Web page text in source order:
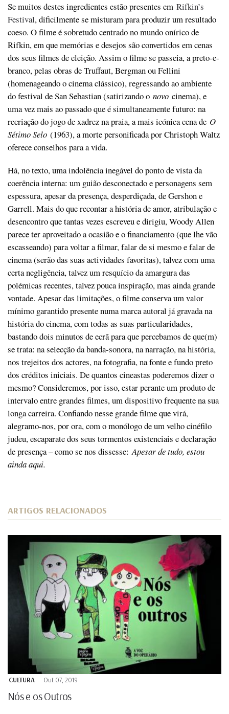
Se muitos destes ingredientes estão presentes em Rifkin’s
Festival, dificilmente se misturam para produzir um resultado
coeso. O filme é sobretudo centrado no mundo onírico de
Rifkin, em que memórias e desejos são convertidos em cenas
dos seus filmes de eleição. Assim o filme se passeia, a preto-e-
branco, pelas obras de Truffaut, Bergman ou Fellini
(homenageando o cinema clássico), regressando ao ambiente
do festival de San Sebastian (satirizando o novo cinema), e
uma vez mais ao passado que é simultaneamente futuro: na
recriação do jogo de xadrez na praia, a mais icónica cena de O
Sétimo Selo (1963), a morte personificada por Christoph Waltz
oferece conselhos para a vida.
Há, no texto, uma indolência inegável do ponto de vista da
coerência interna: um guião desconectado e personagens sem
espessura, apesar da presença, desperdiçada, de Gershon e
Garrell. Mais do que recontar a história de amor, atribulação e
desencontro que tantas vezes escreveu e dirigiu, Woody Allen
parece ter aproveitado a ocasião e o financiamento (que lhe vão
escasseando) para voltar a filmar, falar de si mesmo e falar de
cinema (serão das suas actividades favoritas), talvez com uma
certa negligência, talvez um resquício da amargura das
polémicas recentes, talvez pouca inspiração, mas ainda grande
vontade. Apesar das limitações, o filme conserva um valor
mínimo garantido presente numa marca autoral já gravada na
história do cinema, com todas as suas particularidades,
bastando dois minutos de ecrã para que percebamos de que(m)
se trata: na selecção da banda-sonora, na narração, na história,
nos trejeitos dos actores, na fotografia, na fonte e fundo preto
dos créditos iniciais. De quantos cineastas poderemos dizer o
mesmo? Consideremos, por isso, estar perante um produto de
intervalo entre grandes filmes, um dispositivo frequente na sua
longa carreira. Confiando nesse grande filme que virá,
alegramo-nos, por ora, com o monólogo de um velho cinéfilo
judeu, escaparate dos seus tormentos existenciais e declaração
de presença – como se nos dissesse:Apesar de tudo, estou
ainda aqui.
ARTIGOS RELACIONADOS
CULTURA Out 07, 2019
Nós e os Outros